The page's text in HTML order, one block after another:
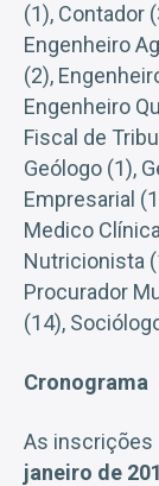
(1), Contador
Engenheiro
(2),
Engenheiro
Fiscal de
Geólogo (1),
Empresarial
Medico
Nutricionista
Procurador
(14),
Cronograma
As inscrições
janeiro de